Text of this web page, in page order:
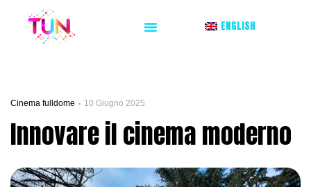
ENGLISH
Cinema fulldome 10 Giugno 2025
Innovare il cinema moderno